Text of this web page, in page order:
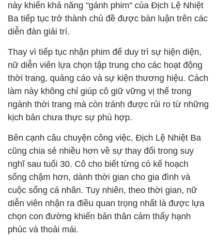
này khiến khả năng "gánh phim" của Địch Lệ Nhiệt
Ba tiếp tục trở thành chủ đề được bàn luận trên các
diễn đàn giải trí.
Thay vì tiếp tục nhận phim để duy trì sự hiện diện,
nữ diễn viên lựa chọn tập trung cho các hoạt động
thời trang, quảng cáo và sự kiện thương hiệu. Cách
làm này không chỉ giúp cô giữ vững vị thế trong
ngành thời trang mà còn tránh được rủi ro từ những
kịch bản chưa thực sự phù hợp.
Bên cạnh câu chuyện công việc, Địch Lệ Nhiệt Ba
cũng chia sẻ nhiều hơn về sự thay đổi trong suy
nghĩ sau tuổi 30. Cô cho biết từng có kế hoạch
sống chậm hơn, dành thời gian cho gia đình và
cuộc sống cá nhân. Tuy nhiên, theo thời gian, nữ
diễn viên nhận ra điều quan trọng nhất là được lựa
chọn con đường khiến bản thân cảm thấy hạnh
phúc và thoải mái.